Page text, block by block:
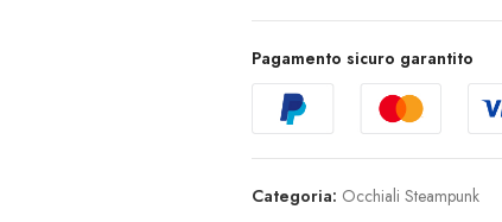
Pagamento sicuro garantito
Categoria: Occhiali Steampunk